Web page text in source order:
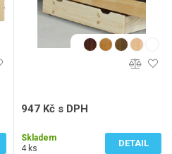
947 Kč s DPH
Skladem
4 ks
DETAIL